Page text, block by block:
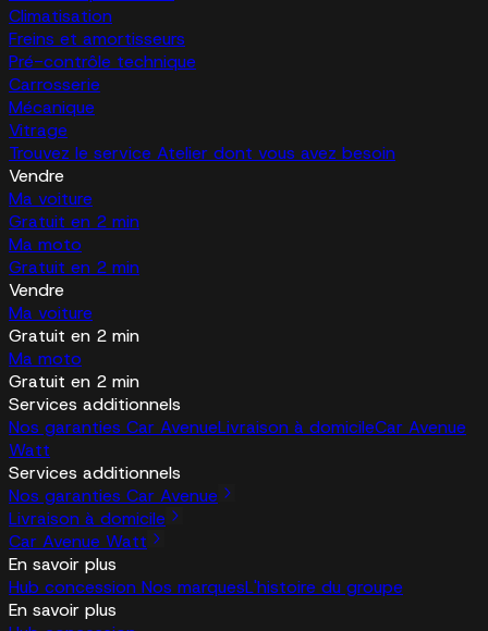
Climatisation
Freins et amortisseurs
Pré-contrôle technique
Carrosserie
Mécanique
Vitrage
Trouvez le service Atelier dont vous avez besoin
Vendre
Ma voiture
Gratuit en 2 min
Ma moto
Gratuit en 2 min
Vendre
Ma voiture
Gratuit en 2 min
Ma moto
Gratuit en 2 min
Services additionnels
Nos garanties Car AvenueLivraison à domicileCar Avenue
Watt
Services additionnels
Nos garanties Car Avenue
Livraison à domicile
Car Avenue Watt
En savoir plus
Hub concession Nos marquesL'histoire du groupe
En savoir plus